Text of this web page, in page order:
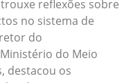
reflexões sobre
no sistema de
do
do Meio
destacou os